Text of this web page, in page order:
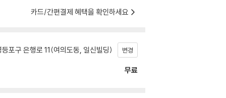
카드/간편결제 혜택을 확인하세요
포구 은행로 11(여의도동, 일신빌딩) 변경
무료